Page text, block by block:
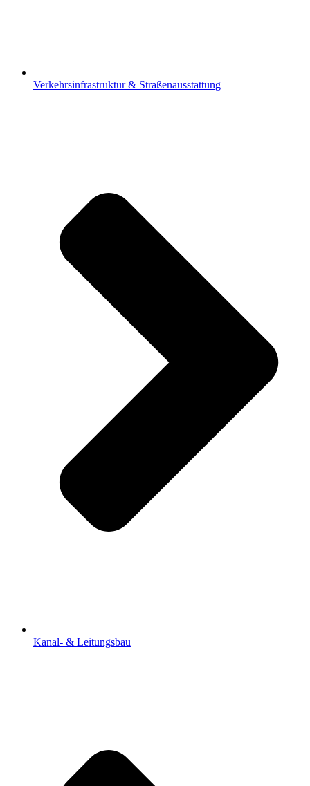
Verkehrsinfrastruktur & Straßenausstattung
Kanal- & Leitungsbau